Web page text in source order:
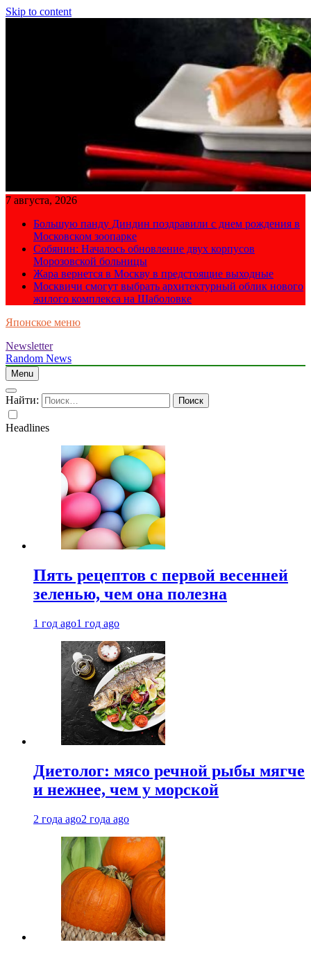
Skip to content
7 августа, 2026
Большую панду Диндин поздравили с днем рождения в
Московском зоопарке
Собянин: Началось обновление двух корпусов
Морозовской больницы
Жара вернется в Москву в предстоящие выходные
Москвичи смогут выбрать архитектурный облик нового
жилого комплекса на Шаболовке
Японское меню
Newsletter
Random News
Menu
Найти:
Headlines
Пять рецептов с первой весенней
зеленью, чем она полезна
1 год ago1 год ago
Диетолог: мясо речной рыбы мягче
и нежнее, чем у морской
2 года ago2 года ago